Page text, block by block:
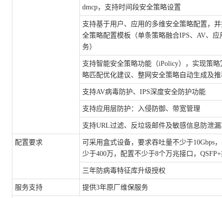
dmcp，支持时间段安全策略设置
支持基于用户、应用的多维安全策略配置，
全策略配置模板（单条策略融合IPS、AV、
务）
支持智能安全策略功能（iPolicy），实现策
略匹配优化建议、整网安全策略自动生成及
支持AV病毒防护、IPS深度安全防护功能
支持应用层防护：入侵防御、带宽管理
支持URL过滤、反垃圾邮件及敏感信息防泄
配置要求 可采用盒式设备，要求吞吐量不少于10Gbps
少于400万，配置不少于8个万兆接口，
三年防病毒特征库升级授权
服务支持 提供3年原厂维保服务